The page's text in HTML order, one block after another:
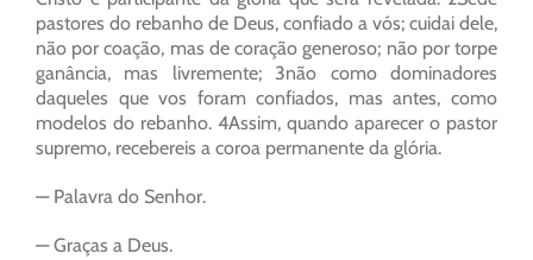
pastores do rebanho de Deus, confiado a vós; cuidai dele,
não por coação, mas de coração generoso; não por torpe
ganância, mas livremente; 3não como dominadores
daqueles que vos foram confiados, mas antes, como
modelos do rebanho. 4Assim, quando aparecer o pastor
supremo, recebereis a coroa permanente da glória.
— Palavra do Senhor.
— Graças a Deus.